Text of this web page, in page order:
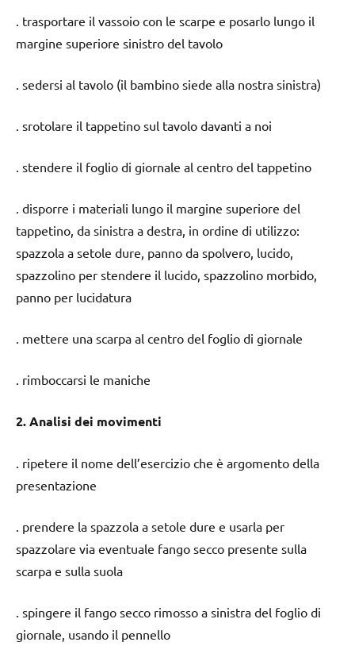
. trasportare il vassoio con le scarpe e posarlo lungo il
margine superiore sinistro del tavolo
. sedersi al tavolo (il bambino siede alla nostra sinistra)
. srotolare il tappetino sul tavolo davanti a noi
. stendere il foglio di giornale al centro del tappetino
. disporre i materiali lungo il margine superiore del
tappetino, da sinistra a destra, in ordine di utilizzo:
spazzola a setole dure, panno da spolvero, lucido,
spazzolino per stendere il lucido, spazzolino morbido,
panno per lucidatura
. mettere una scarpa al centro del foglio di giornale
. rimboccarsi le maniche
2. Analisi dei movimenti
. ripetere il nome dell’esercizio che è argomento della
presentazione
. prendere la spazzola a setole dure e usarla per
spazzolare via eventuale fango secco presente sulla
scarpa e sulla suola
. spingere il fango secco rimosso a sinistra del foglio di
giornale, usando il pennello